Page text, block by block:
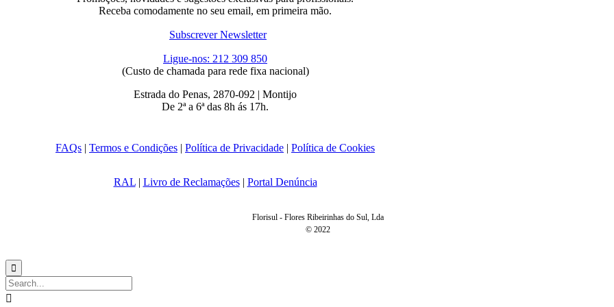
Receba comodamente no seu email, em primeira mão.
Subscrever Newsletter
Ligue-nos: 212 309 850
(Custo de chamada para rede fixa nacional)
Estrada do Penas, 2870-092 | Montijo
De 2ª a 6ª das 8h ás 17h.
FAQs | Termos e Condições | Política de Privacidade | Política de Cookies
RAL| Livro de Reclamações| Portal Denúncia
Florisul - Flores Ribeirinhas do Sul, Lda
© 2022

